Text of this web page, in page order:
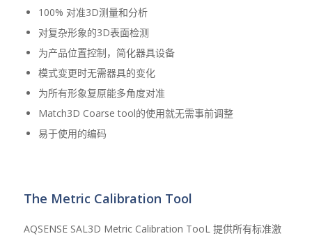
100% 对准3D测量和分析
对复杂形象的3D表面检测
为产品位置控制，简化器具设备
模式变更时无需器具的变化
为所有形象复原能多角度对准
Match3D Coarse tool的使用就无需事前调整
易于使用的编码
The Metric Calibration Tool
AQSENSE SAL3D Metric Calibration TooL 提供所有标准激